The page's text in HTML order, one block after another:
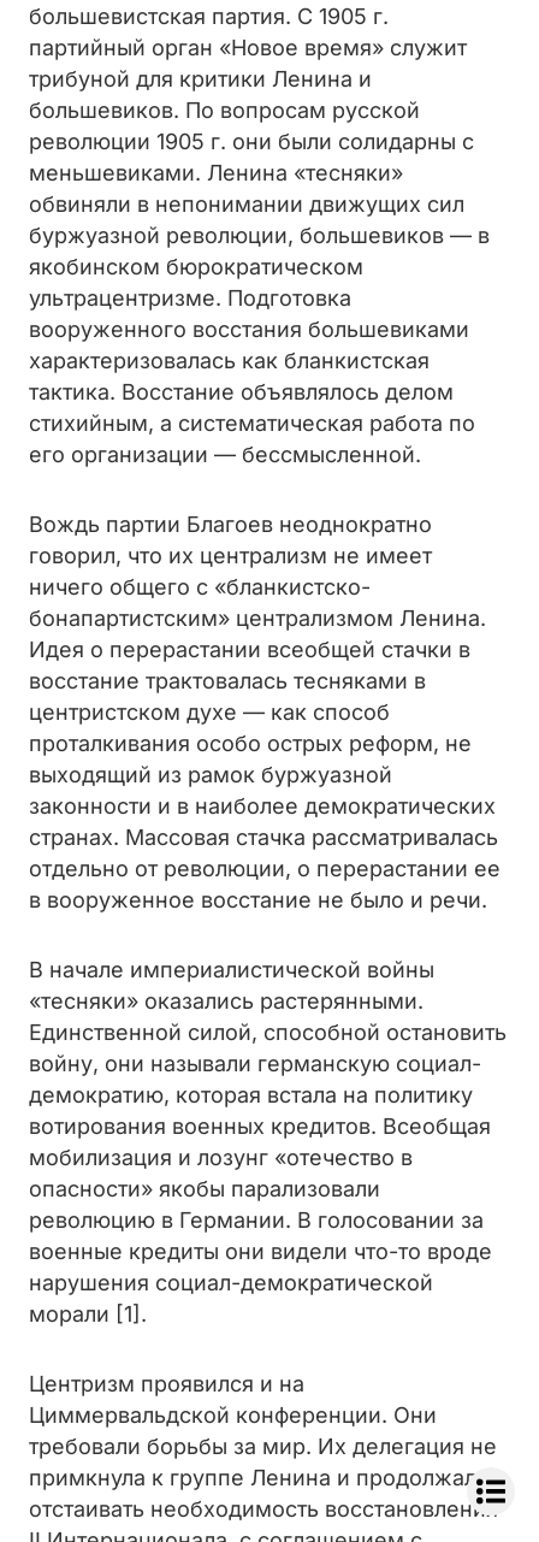
большевистская партия. С 1905 г.
партийный орган «Новое время» служит
трибуной для критики Ленина и
большевиков. По вопросам русской
революции 1905 г. они были солидарны с
меньшевиками. Ленина «тесняки»
обвиняли в непонимании движущих сил
буржуазной революции, большевиков — в
якобинском бюрократическом
ультрацентризме. Подготовка
вооруженного восстания большевиками
характеризовалась как бланкистская
тактика. Восстание объявлялось делом
стихийным, а систематическая работа по
его организации — бессмысленной.
Вождь партии Благоев неоднократно
говорил, что их централизм не имеет
ничего общего с «бланкистско-
бонапартистским» централизмом Ленина.
Идея о перерастании всеобщей стачки в
восстание трактовалась тесняками в
центристском духе — как способ
проталкивания особо острых реформ, не
выходящий из рамок буржуазной
законности и в наиболее демократических
странах. Массовая стачка рассматривалась
отдельно от революции, о перерастании ее
в вооруженное восстание не было и речи.
В начале империалистической войны
«тесняки» оказались растерянными.
Единственной силой, способной остановить
войну, они называли германскую социал-
демократию, которая встала на политику
вотирования военных кредитов. Всеобщая
мобилизация и лозунг «отечество в
опасности» якобы парализовали
революцию в Германии. В голосовании за
военные кредиты они видели что-то вроде
нарушения социал-демократической
морали [1].
Центризм проявился и на
Циммервальдской конференции. Они
требовали борьбы за мир. Их делегация не
примкнула к группе Ленина и продолжала
отстаивать необходимость восстановления